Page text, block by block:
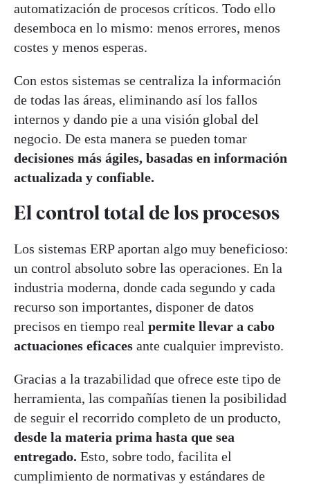
automatización de procesos críticos. Todo ello
desemboca en lo mismo: menos errores, menos
costes y menos esperas.
Con estos sistemas se centraliza la información
de todas las áreas, eliminando así los fallos
internos y dando pie a una visión global del
negocio. De esta manera se pueden tomar
decisiones más ágiles, basadas en información
actualizada y confiable.
El control total de los procesos
Los sistemas ERP aportan algo muy beneficioso:
un control absoluto sobre las operaciones. En la
industria moderna, donde cada segundo y cada
recurso son importantes, disponer de datos
precisos en tiempo real permite llevar a cabo
actuaciones eficaces ante cualquier imprevisto.
Gracias a la trazabilidad que ofrece este tipo de
herramienta, las compañías tienen la posibilidad
de seguir el recorrido completo de un producto,
desde la materia prima hasta que sea
entregado. Esto, sobre todo, facilita el
cumplimiento de normativas y estándares de